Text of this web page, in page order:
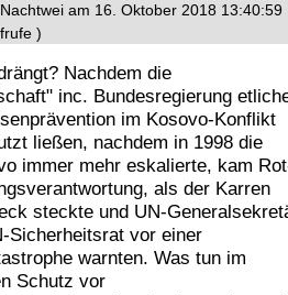
am 16. Oktober 2018 13:40:59
)
Nachdem die
inc. Bundesregierung
im Kosovo-Konflikt
ließen, nachdem in 1998 die
immer mehr eskalierte, kam
als der Karren
steckte und UN-
Sicherheitsrat vor einer
warnten. Was tun im
Schutz vor